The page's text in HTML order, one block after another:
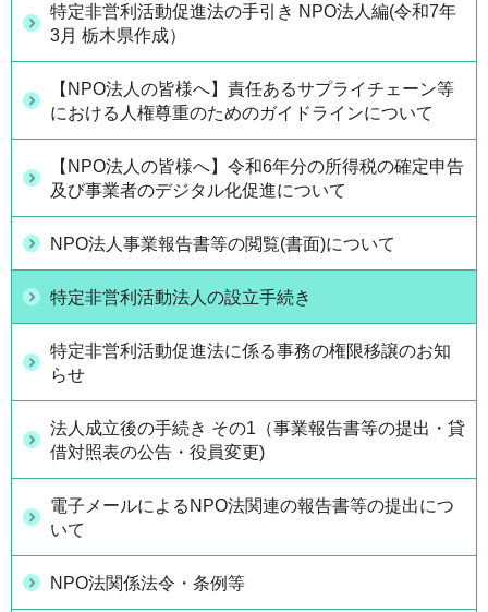
特定非営利活動促進法の手引き NPO法人編(令和7年
3月 栃木県作成）
【NPO法人の皆様へ】責任あるサプライチェーン等
における人権尊重のためのガイドラインについて
【NPO法人の皆様へ】令和6年分の所得税の確定申告
及び事業者のデジタル化促進について
NPO法人事業報告書等の閲覧(書面)について
特定非営利活動法人の設立手続き
特定非営利活動促進法に係る事務の権限移譲のお知
らせ
法人成立後の手続き その1（事業報告書等の提出・貸
借対照表の公告・役員変更)
電子メールによるNPO法関連の報告書等の提出につ
いて
NPO法関係法令・条例等